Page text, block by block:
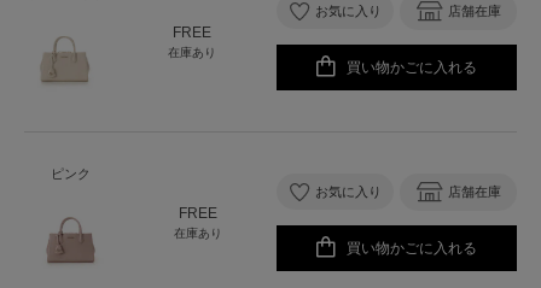
FREE
在庫あり
お気に入り 店舗在庫
買い物かごに入れる
ピンク
FREE
在庫あり
お気に入り 店舗在庫
買い物かごに入れる